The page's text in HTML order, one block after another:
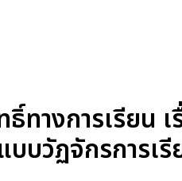
ทางการเรียน
บบวัฏจักรการเ